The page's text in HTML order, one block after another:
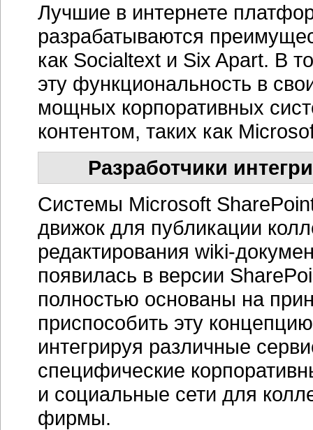
Лучшие в интернете
разрабатываются
как Socialtext и Six Apart. В
эту функциональность в
мощных корпоративных
контентом, таких как
Разработчики
Системы Microsoft
движок для публикации
редактирования wiki-
появилась в версии
полностью основаны на
приспособить эту
интегрируя различные
специфические
и социальные сети для
фирмы.